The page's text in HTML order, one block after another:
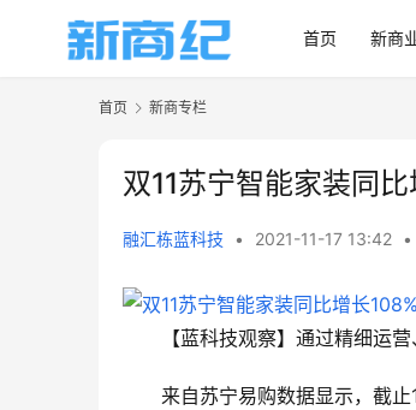
首页 新商
首页 新商专栏
双11苏宁智能家装同
融汇栋蓝科技 • 2021-11-17 13:42 •
【蓝科技观察】通过精细运
来自苏宁易购数据显示，截